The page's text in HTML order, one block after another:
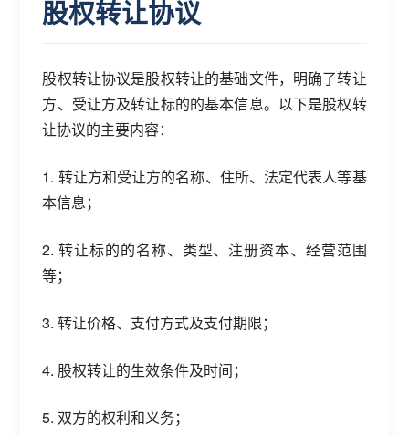
股权转让协议
股权转让协议是股权转让的基础文件，明确了转让
方、受让方及转让标的的基本信息。以下是股权转
让协议的主要内容：
1. 转让方和受让方的名称、住所、法定代表人等基
本信息；
2. 转让标的的名称、类型、注册资本、经营范围
等；
3. 转让价格、支付方式及支付期限；
4. 股权转让的生效条件及时间；
5. 双方的权利和义务；